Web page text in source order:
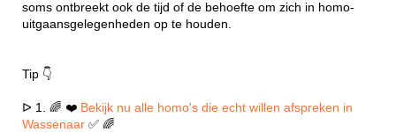
soms ontbreekt ook de tijd of de behoefte om zich in homo-
uitgaansgelegenheden op te houden.
Tip 👇
ᐅ 1. 🌈 ❤️ Bekijk nu alle homo's die echt willen afspreken in
Wassenaar ✅ 🌈